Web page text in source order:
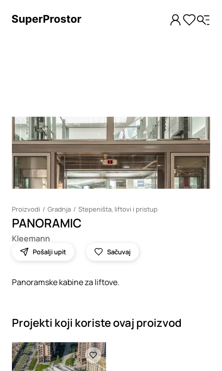
Loading
Proizvodi Gradnja Stepeništa, liftovi i pristup
PANORAMIC
Kleemann
Pošalji upit Sačuvaj
Panoramske kabine za liftove.
Projekti koji koriste ovaj proizvod
Loading